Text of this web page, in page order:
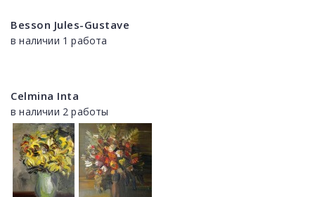
Besson Jules-Gustave
в наличии 1 работа
Celmina Inta
в наличии 2 работы